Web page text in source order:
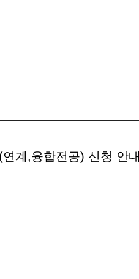
계,융합전공) 신청 안내